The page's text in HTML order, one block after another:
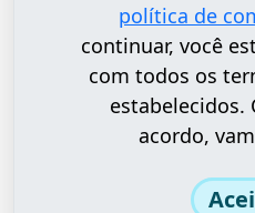
política de
continuar, você
com todos os
estabelecidos.
acordo,